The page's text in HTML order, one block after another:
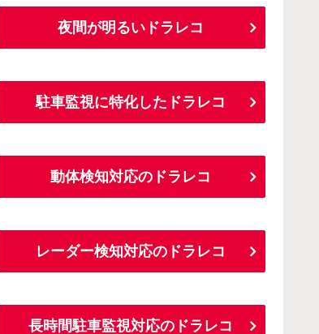
夜間が明るいドラレコ
駐車監視に特化したドラレコ
動体検知対応のドラレコ
レーダー検知対応のドラレコ
長時間駐車監視対応のドラレコ